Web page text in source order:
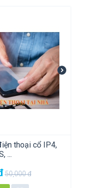
thoại cổ IP4,
...
50,000đ